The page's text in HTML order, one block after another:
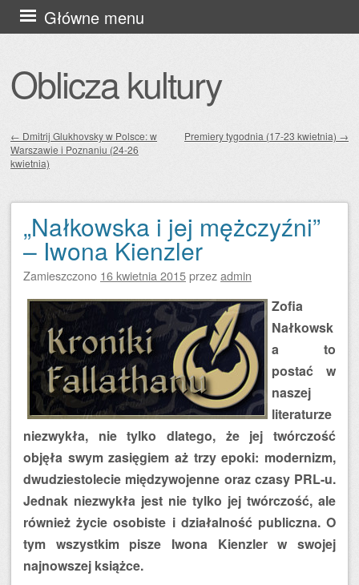
Oblicza kultury
Główne menu
Przejdź
do
Zobacz wpisy
← Dmitrij Glukhovsky w Polsce: w
Warszawie i Poznaniu (24-26
kwietnia)
Premiery tygodnia (17-23 kwietnia) →
„Nałkowska i jej mężczyźni”
– Iwona Kienzler
Zamieszczono 16 kwietnia 2015przezadmin
Zofia
Nałkowsk
a to
postać w
naszej
literaturze
niezwykła, nie tylko dlatego, że jej twórczość
objęła swym zasięgiem aż trzy epoki: modernizm,
dwudziestolecie międzywojenne oraz czasy PRL-u.
Jednak niezwykła jest nie tylko jej twórczość, ale
również życie osobiste i działalność publiczna. O
tym wszystkim pisze Iwona Kienzler w swojej
najnowszej książce.